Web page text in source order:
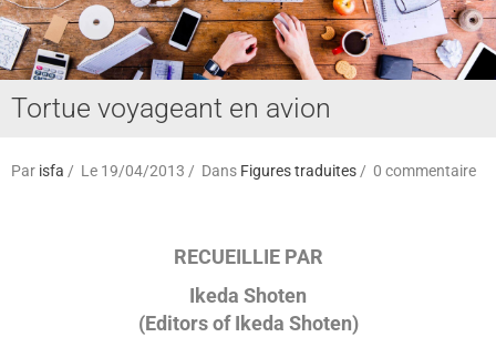
Tortue voyageant en avion
Par isfa Le 19/04/2013 Dans Figures traduites 0 commentaire
RECUEILLIE PAR
Ikeda Shoten
(Editors of Ikeda Shoten)